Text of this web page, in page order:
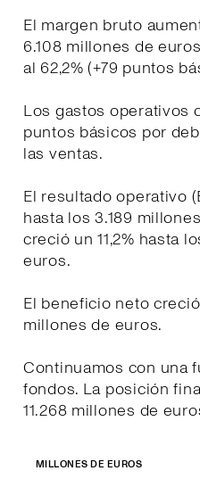
El margen bruto
6.108 millones de
al 62,2% (+79 puntos
Los gastos operativos
puntos básicos por
las ventas.
El resultado operativo
hasta los 3.189
creció un 11,2% hasta
euros.
El beneficio neto
millones de euros.
Continuamos con una
fondos. La posición
11.268 millones de
MILLONES DE EUROS